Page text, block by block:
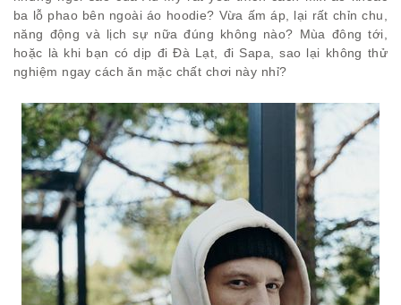
ba lỗ phao bên ngoài áo hoodie? Vừa ấm áp, lại rất chỉn chu,
năng động và lịch sự nữa đúng không nào? Mùa đông tới,
hoặc là khi bạn có dịp đi Đà Lạt, đi Sapa, sao lại không thử
nghiệm ngay cách ăn mặc chất chơi này nhỉ?